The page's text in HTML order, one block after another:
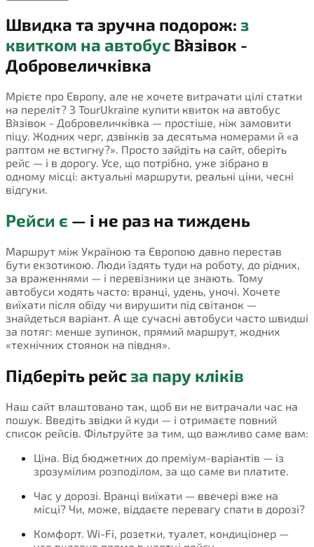
Швидка та зручна подорож: з
квитком на автобус В`язівок -
Добровеличківка
Мрієте про Європу, але не хочете витрачати цілі статки
на переліт? З TourUkraine купити квиток на автобус
В`язівок - Добровеличківка — простіше, ніж замовити
піцу. Жодних черг, дзвінків за десятьма номерами й «а
раптом не встигну?». Просто зайдіть на сайт, оберіть
рейс — і в дорогу. Усе, що потрібно, уже зібрано в
одному місці: актуальні маршрути, реальні ціни, чесні
відгуки.
Рейси є — і не раз на тиждень
Маршрут між Україною та Європою давно перестав
бути екзотикою. Люди їздять туди на роботу, до рідних,
за враженнями — і перевізники це знають. Тому
автобуси ходять часто: вранці, удень, уночі. Хочете
виїхати після обіду чи вирушити під світанок —
знайдеться варіант. А ще сучасні автобуси часто швидші
за потяг: менше зупинок, прямий маршрут, жодних
«технічних стоянок на півдня».
Підберіть рейсза пару кліків
Наш сайт влаштовано так, щоб ви не витрачали час на
пошук. Введіть звідки й куди — і отримаєте повний
список рейсів. Фільтруйте за тим, що важливо саме вам:
Ціна. Від бюджетних до преміум-варіантів — із
зрозумілим розподілом, за що саме ви платите.
Час у дорозі. Вранці виїхати — ввечері вже на
місці? Чи, може, віддаєте перевагу спати в дорозі?
Комфорт. Wi-Fi, розетки, туалет, кондиціонер —